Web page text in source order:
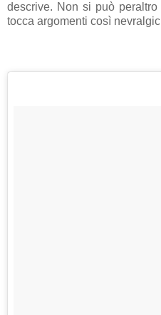
descrive. Non si può
tocca argomenti così